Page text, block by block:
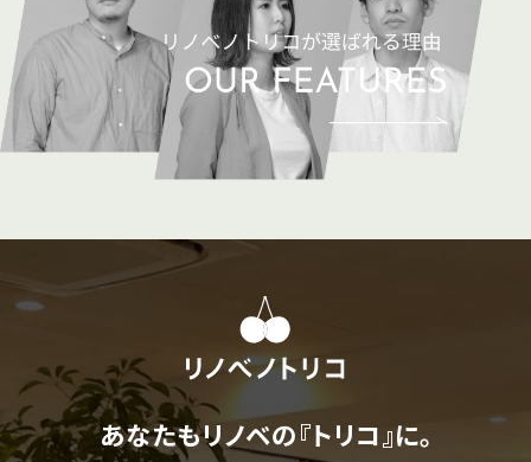
あなたもリノベの『トリコ』に。